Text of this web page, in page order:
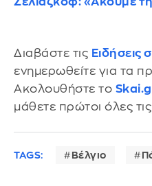
Διαβάστε τις Ειδήσεις
ενημερωθείτε για τα
Ακολουθήστε το
μάθετε πρώτοι όλες τις
TAGS: Βέλγιο